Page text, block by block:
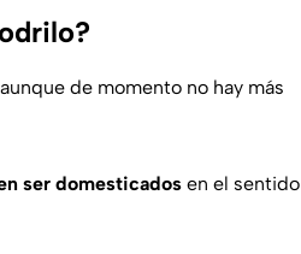
de momento no hay más
ser domesticados en el sentido